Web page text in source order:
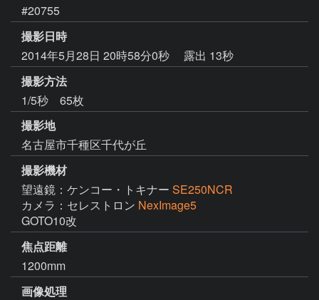
#20755
撮影日時
2014年5月28日 20時58分0秒
露出 13秒
撮影方法
1/5秒 65枚
撮影地
名古屋市千種区千代が丘
撮影機材
望遠鏡：ケンコー・トキナー SE250NCR
カメラ：セレストロン NexImage5
GOTO10改
焦点距離
1200mm
画像処理